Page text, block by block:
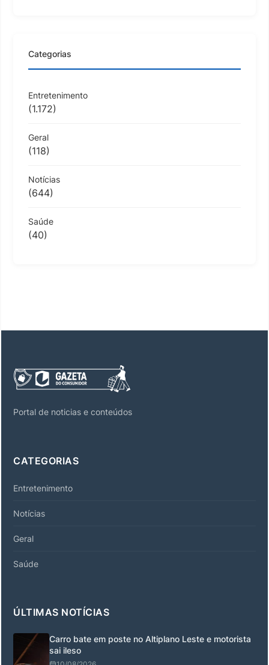
Categorias
Entretenimento
(1.172)
Geral
(118)
Notícias
(644)
Saúde
(40)
Portal de noticias e conteúdos
CATEGORIAS
Entretenimento
Notícias
Geral
Saúde
ÚLTIMAS NOTÍCIAS
Carro bate em poste no Altiplano Leste e motorista
sai ileso